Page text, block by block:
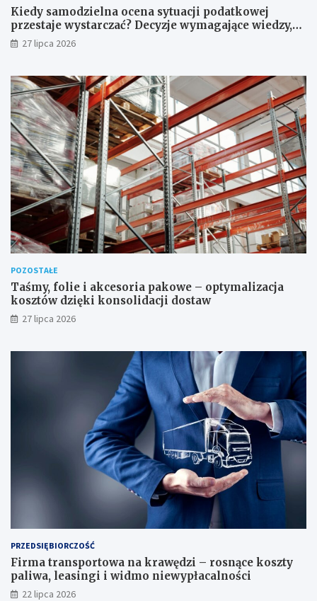
Kiedy samodzielna ocena sytuacji podatkowej
przestaje wystarczać? Decyzje wymagające wiedzy,
której nie zastąpi internet
27 lipca 2026
POZOSTAŁE
Taśmy, folie i akcesoria pakowe – optymalizacja
kosztów dzięki konsolidacji dostaw
27 lipca 2026
PRZEDSIĘBIORCZOŚĆ
Firma transportowa na krawędzi – rosnące koszty
paliwa, leasingi i widmo niewypłacalności
22 lipca 2026